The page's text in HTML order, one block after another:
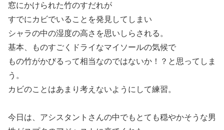
窓にかけられた竹のすだれが
すでにカビでいることを発見してしまい
シャラの中の湿度の高さを思いしらされる。
基本、ものすごくドライなマイソールの気候で
もの竹がかびるって相当なのではないか！？と思ってしま
う。
カビのことはあまり考えないようにして練習。
今日は、アシスタントさんの中でもとても穏やかそうな男